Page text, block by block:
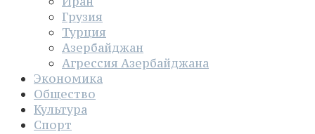
Грузия
Турция
Азербайджан
Агрессия Азербайджана
Экономика
Общество
Культура
Спорт